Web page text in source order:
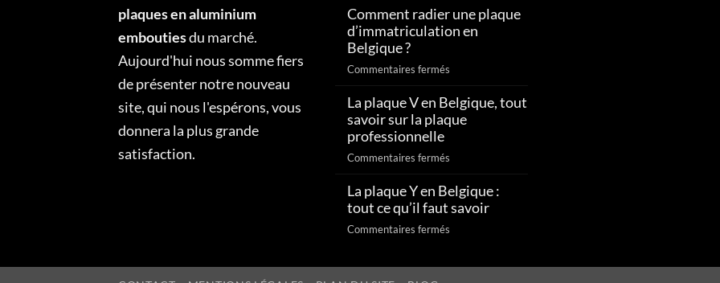
plaques en aluminium
emboutiesdu marché.
Aujourd'hui nous somme fiers
de présenter notre nouveau
site, qui nous l'espérons, vous
donnera la plus grande
satisfaction.
obtenir
sa
?
Comment radier une plaque
d’immatriculation en
Belgique ?
Commentaires fermés
radier
une
?
La plaque V en Belgique, tout
savoir sur la plaque
professionnelle
Commentaires fermés
plaque
V
savoir
La plaque Y en Belgique :
tout ce qu’il faut savoir
Commentaires fermés